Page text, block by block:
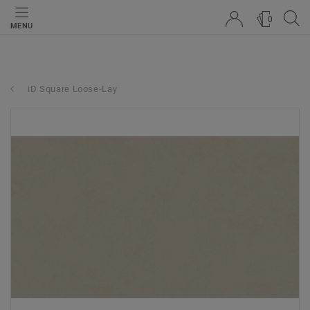
MENU
0
iD Square Loose-Lay